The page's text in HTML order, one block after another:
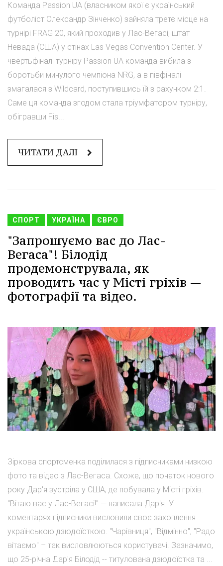
Команда Passion UA (власником якої є український
футболіст Олександр Зінченко) зайняла третє місце на
турнірі FRAG 20, який проходив у Лас-Вегасі, штат
Невада (США) у стінах Las Vegas Convention Center. У
чвертьфіналі турніру Passion UA команда вибила з
боротьби минулого чемпіона NRG, а в півфіналі
змагалася з Wildcard, поступившись їй з рахунком 2:1.
Саме ця команда згодом стала тріумфатором турніру,
обігравши Fis...
ЧИТАТИ ДАЛІ
СПОРТ УКРАЇНА ЄВРО
"Запрошуємо вас до Лас-
Вегаса"! Білодід
продемонструвала, як
проводить час у Місті гріхів —
фотографії та відео.
Зіркова спортсменка поділилася з підписниками низкою
фото та відео з Лас-Вегаса. Схоже, що початок нового
року Дар'я зустріла у США, де побувала у Місті гріхів.
"Вітаю вас у Лас-Вегасі!" — написала Дар'я. У
коментарях підписники висловили своє захоплення
українською дзюдоїсткою. "Чарівниця", "Відмінно", "Радо
вітаємо" – так висловлюються користувачі. Зазначимо,
що 25-річна Дар'я Білодід -- титулована дзюдоїстка та ...